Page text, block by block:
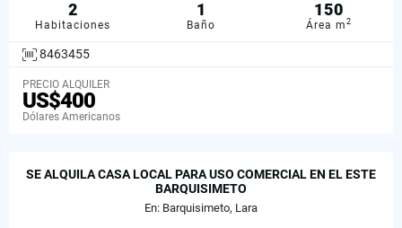
2
Habitaciones
1
Baño
150
Área m2
8463455
PRECIO ALQUILER
US$400
Dólares Americanos
SE ALQUILA CASA LOCAL PARA USO COMERCIAL EN EL ESTE
BARQUISIMETO
En: Barquisimeto, Lara